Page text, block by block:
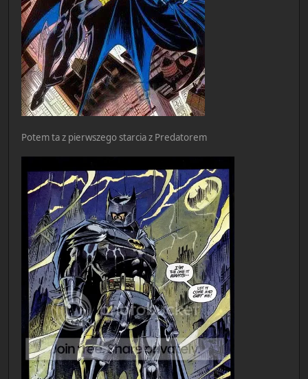
Potem ta z pierwszego starcia z Predatorem